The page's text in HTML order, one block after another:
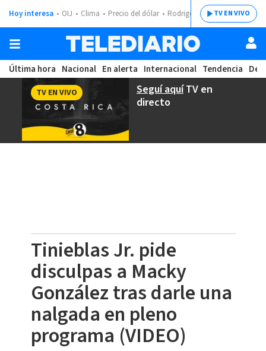
Hoy interesa OIJ Clima Precio del dólar Rodrigo ChavesTV EN VIVO
Última hora Nacional En alerta Internacional Tendencia
Seguí aquíTV en
directo
TV EN VIVO
Tinieblas Jr. pide
disculpas a Macky
González tras darle una
nalgada en pleno
programa (VIDEO)